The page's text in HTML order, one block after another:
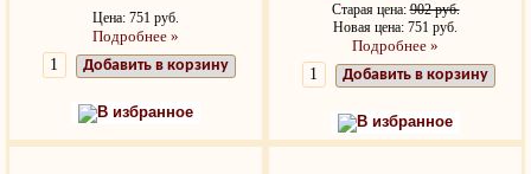
Цена: 751 руб.
Подробнее »
Добавить в корзину
В избранное
Старая цена:902 руб.
Новая цена: 751 руб.
Подробнее »
Добавить в корзину
В избранное